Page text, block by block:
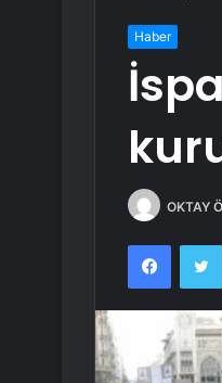
Haber
OKTAY